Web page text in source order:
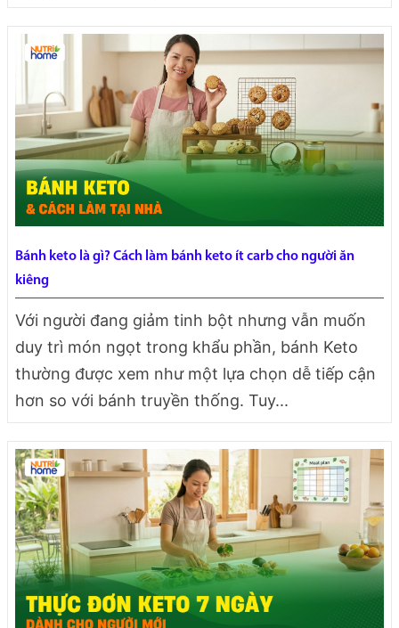
Bánh keto là gì? Cách làm bánh keto ít carb cho người ăn
kiêng
Với người đang giảm tinh bột nhưng vẫn muốn
duy trì món ngọt trong khẩu phần, bánh Keto
thường được xem như một lựa chọn dễ tiếp cận
hơn so với bánh truyền thống. Tuy...